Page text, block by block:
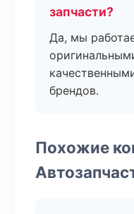
запчасти?
Да, мы
брендов.
Похожие